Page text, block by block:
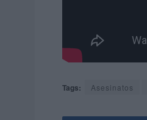
Tags: Asesinatos